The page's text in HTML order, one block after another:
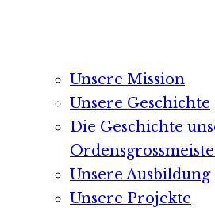
Unsere Mission
Unsere Geschichte
Die Geschichte
Unsere Ausbildung
Unsere Projekte